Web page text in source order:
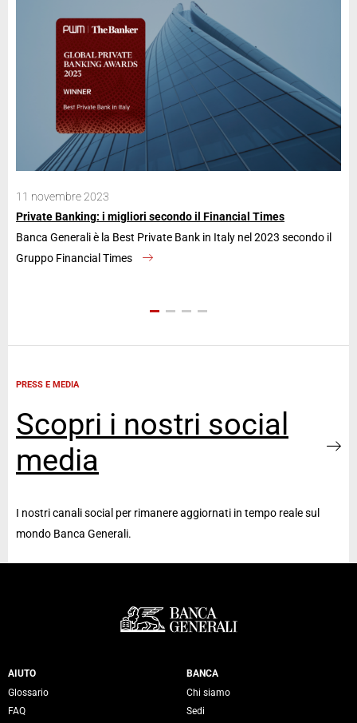
11 novembre 2023
Private Banking: i migliori secondo il Financial Times
Banca Generali è la Best Private Bank in Italy nel 2023 secondo il
Gruppo Financial Times
PRESS E MEDIA
Scopri i nostri social
media
I nostri canali social per rimanere aggiornati in tempo reale sul
mondo Banca Generali.
Servizi Banca Generali
AIUTO
Glossario
FAQ
BANCA
Chi siamo
Sedi